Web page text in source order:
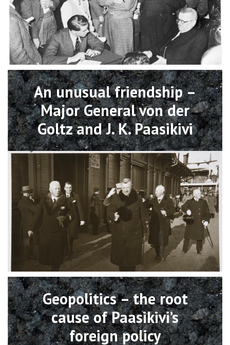
An unusual friendship –
Major General von der
Goltz and J. K. Paasikivi
Open
Geopolitics – the root
cause of Paasikivi’s
foreign policy
Open